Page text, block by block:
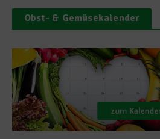
Obst- & Gemüsekalender